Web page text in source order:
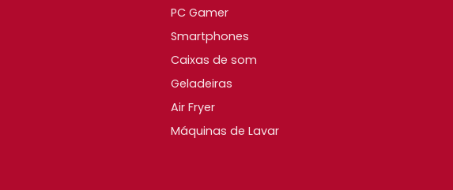
PC Gamer
Smartphones
Caixas de som
Geladeiras
Air Fryer
Máquinas de Lavar